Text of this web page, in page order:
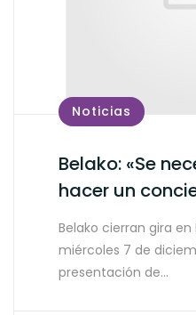
Noticias
Belako: «Se
hacer un
Belako cierran gira
miércoles 7 de
presentación de…